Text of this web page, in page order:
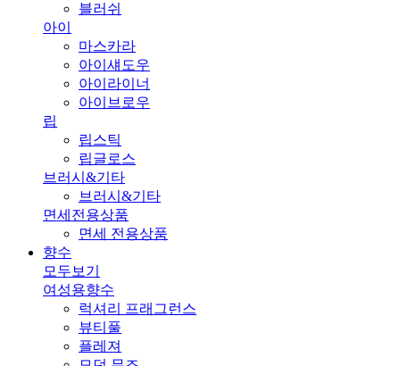
블러쉬
아이
마스카라
아이섀도우
아이라이너
아이브로우
립
립스틱
립글로스
브러시&기타
브러시&기타
면세전용상품
면세 전용상품
향수
모두보기
여성용향수
럭셔리 프래그런스
뷰티풀
플레져